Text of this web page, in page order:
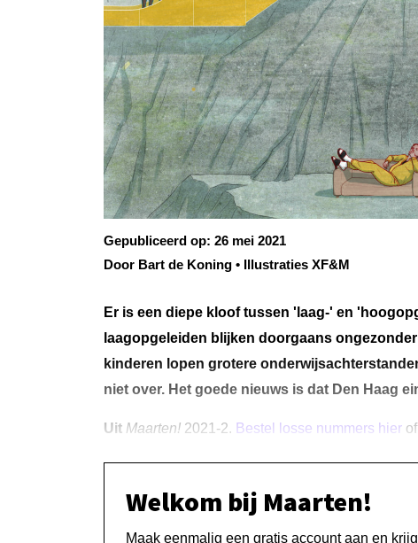
Gepubliceerd op: 26 mei 2021
Door Bart de Koning • Illustraties XF&M
Er is een diepe kloof tussen 'laag-' en
laagopgeleiden blijken doorgaans
kinderen lopen grotere
niet over. Het goede nieuws is dat Den Haag
Uit Maarten! 2021-2. Bestel losse nummers hier of
Welkom bij Maarten!
Maak eenmalig een gratis account aan en